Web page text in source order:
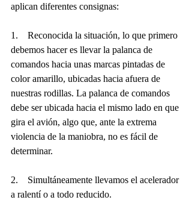
aplican diferentes consignas:
1.    Reconocida la situación, lo que primero
debemos hacer es llevar la palanca de
comandos hacia unas marcas pintadas de
color amarillo, ubicadas hacia afuera de
nuestras rodillas. La palanca de comandos
debe ser ubicada hacia el mismo lado en que
gira el avión, algo que, ante la extrema
violencia de la maniobra, no es fácil de
determinar.
2.    Simultáneamente llevamos el acelerador
a ralentí o a todo reducido.